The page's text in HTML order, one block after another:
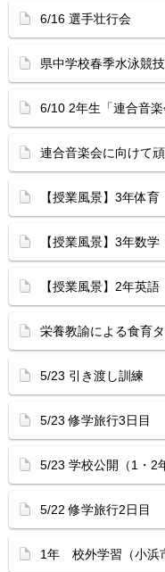
6/16 選手壮行会
県中学校春季水泳競
6/10 2年生「連合音楽
連合音楽会に向けて
【授業風景】3年体育
【授業風景】3年数学
【授業風景】2年英語
栄養教諭による食育
5/23 引き渡し訓練
5/23 修学旅行3日目
5/23 学校公開（1・2
5/22 修学旅行2日目
1年 校外学習（小浜